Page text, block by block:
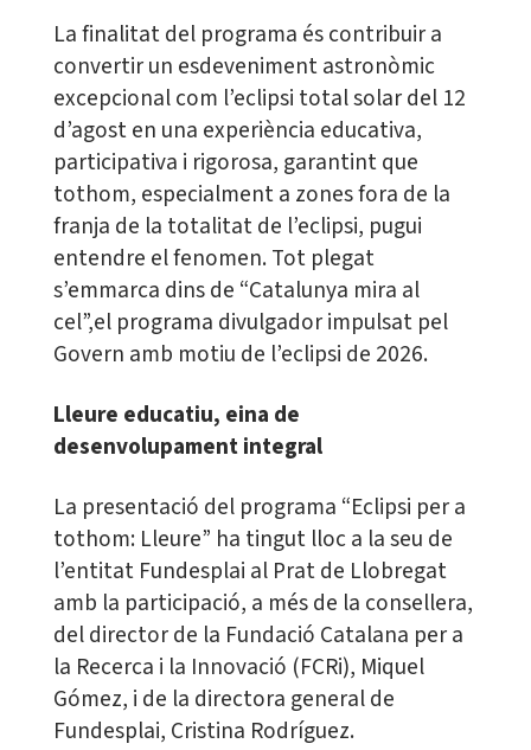
La finalitat del programa és contribuir a
convertir un esdeveniment astronòmic
excepcional com l’eclipsi total solar del 12
d’agost en una experiència educativa,
participativa i rigorosa, garantint que
tothom, especialment a zones fora de la
franja de la totalitat de l’eclipsi, pugui
entendre el fenomen. Tot plegat
s’emmarca dins de “Catalunya mira al
cel”,el programa divulgador impulsat pel
Govern amb motiu de l’eclipsi de 2026.
Lleure educatiu, eina de
desenvolupament integral
La presentació del programa “Eclipsi per a
tothom: Lleure” ha tingut lloc a la seu de
l’entitat Fundesplai al Prat de Llobregat
amb la participació, a més de la consellera,
del director de la Fundació Catalana per a
la Recerca i la Innovació (FCRi), Miquel
Gómez, i de la directora general de
Fundesplai, Cristina Rodríguez.